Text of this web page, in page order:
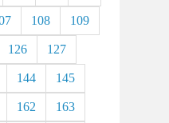
108 109
126 127
144 145
162 163